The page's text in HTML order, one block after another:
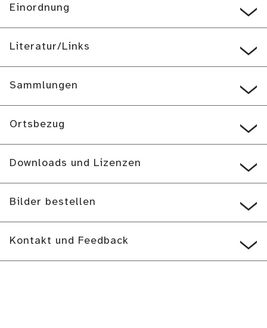
Einordnung
Literatur/Links
Sammlungen
Ortsbezug
Downloads und Lizenzen
Bilder bestellen
Kontakt und Feedback